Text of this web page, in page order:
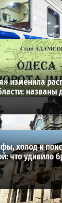
знать
изменила
названы
холод и
что удивило